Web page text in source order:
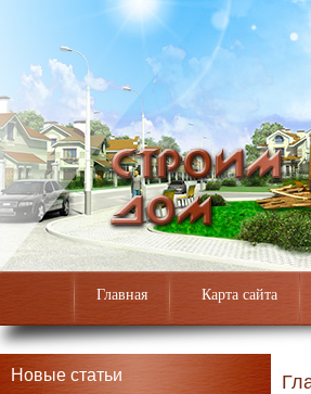
Главная Карта сайта
Новые статьи